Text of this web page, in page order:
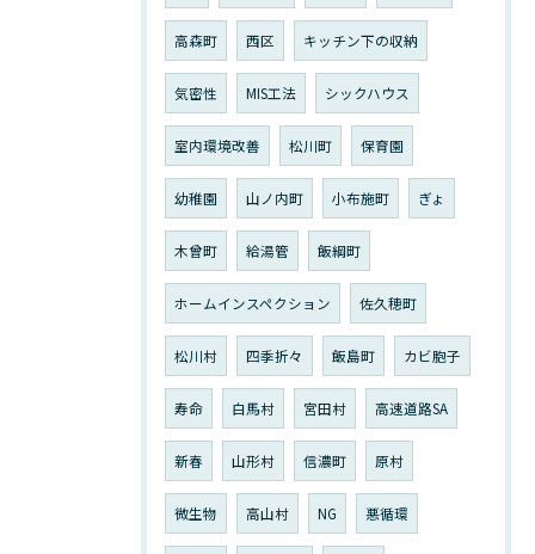
高森町 西区 キッチン下の収納
気密性 MIS工法 シックハウス
室内環境改善 松川町 保育園
幼稚園 山ノ内町 小布施町 ぎょ
木曾町 給湯管 飯綱町
ホームインスペクション 佐久穂町
松川村 四季折々 飯島町 カビ胞子
寿命 白馬村 宮田村 高速道路SA
新春 山形村 信濃町 原村
微生物 高山村 NG 悪循環